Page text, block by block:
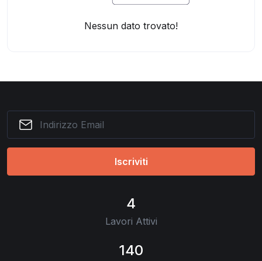
Nessun dato trovato!
Iscriviti
4
Lavori Attivi
140